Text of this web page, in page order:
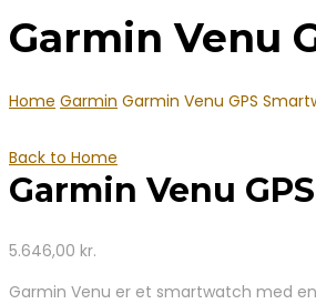
Garmin Venu
Home Garmin Garmin Venu GPS
Back to Home
Garmin Venu
5.646,00 kr.
Garmin Venu er et smartwatch med